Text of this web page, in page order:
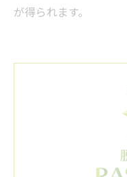
が得られます。